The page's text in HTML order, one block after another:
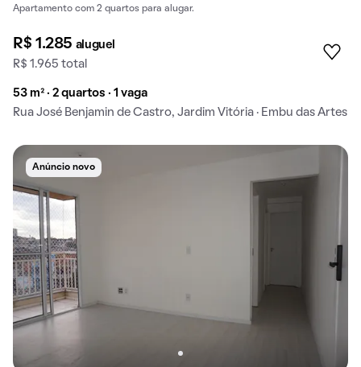
Apartamento com 2 quartos para alugar.
R$ 1.285 aluguel
R$ 1.965 total
53 m² · 2 quartos · 1 vaga
Rua José Benjamin de Castro, Jardim Vitória · Embu das Artes
Anúncio novo